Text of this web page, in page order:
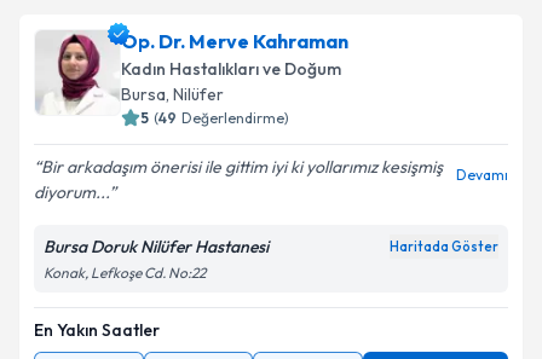
Op. Dr. Merve Kahraman
Kadın Hastalıkları ve Doğum
Bursa, Nilüfer
5 (49 Değerlendirme)
Bir arkadaşım önerisi ile gittim iyi ki yollarımız kesişmiş
diyorum...
Devamı
Bursa Doruk Nilüfer Hastanesi Haritada Göster
Konak, Lefkoşe Cd. No:22
En Yakın Saatler